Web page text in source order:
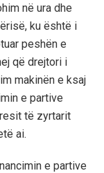
në ura dhe
ku është i
peshën e
që drejtori i
makinën e ksaj
e partive
të zyrtarit
ai.
e partive